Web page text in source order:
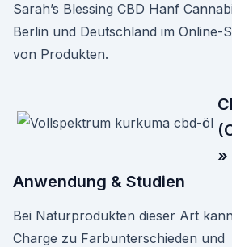
Sarah’s Blessing CBD Hanf
Berlin und Deutschland im Online-
von Produkten.
»
Anwendung & Studien
Bei Naturprodukten dieser Art
Charge zu Farbunterschieden und